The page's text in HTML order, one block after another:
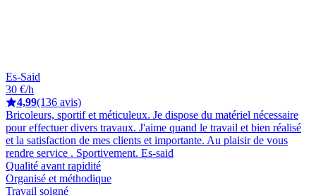
Es-Said
30 €/h
4,99(136 avis)
Bricoleurs, sportif et méticuleux. Je dispose du matériel nécessaire
pour effectuer divers travaux. J'aime quand le travail et bien réalisé
et la satisfaction de mes clients et importante. Au plaisir de vous
rendre service . Sportivement. Es-said
Qualité avant rapidité
Organisé et méthodique
Travail soigné